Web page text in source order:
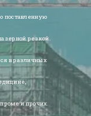
поставленную
резкой.
в различных
и прочих.